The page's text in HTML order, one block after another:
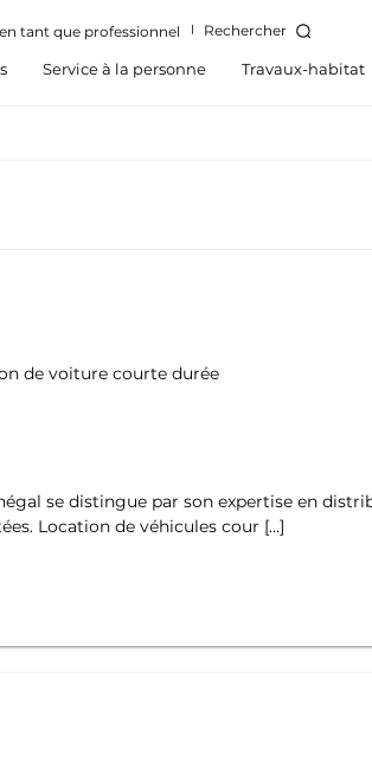
en tant que professionnel Rechercher
Service à la personne Travaux-habitat
de voiture courte durée
se distingue par son expertise en
Location de véhicules cour […]